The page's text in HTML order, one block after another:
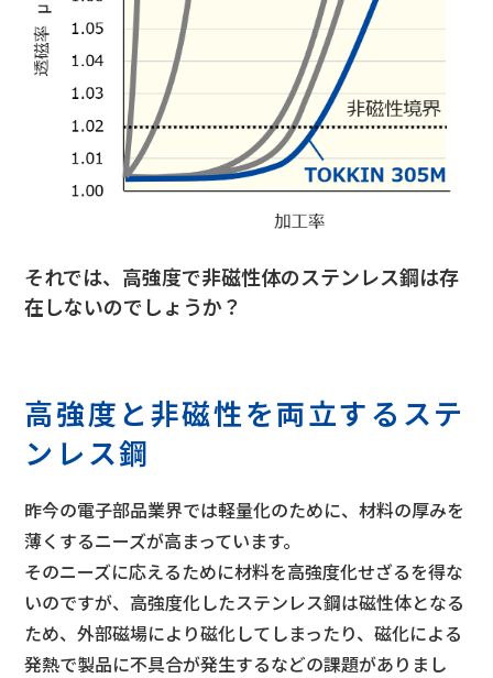
それでは、高強度で非磁性体のステンレス鋼は存
在しないのでしょうか？
高強度と非磁性を両立するステ
ンレス鋼
昨今の電子部品業界では軽量化のために、材料の厚みを
薄くするニーズが高まっています。
そのニーズに応えるために材料を高強度化せざるを得な
いのですが、高強度化したステンレス鋼は磁性体となる
ため、外部磁場により磁化してしまったり、磁化による
発熱で製品に不具合が発生するなどの課題がありまし